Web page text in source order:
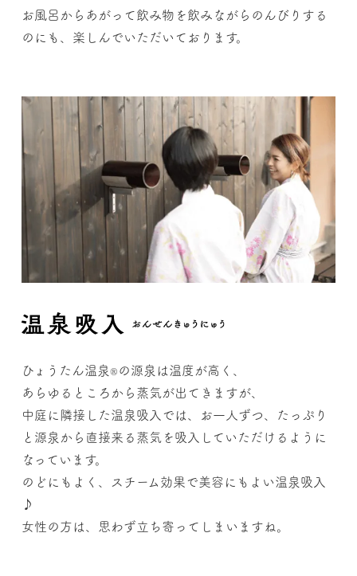
お風呂からあがって飲み物を飲みながらのんびりする
のにも、楽しんでいただいております。
ひょうたん温泉® の源泉は温度が高く、
あらゆるところから蒸気が出てきますが、
中庭に隣接した温泉吸入では、お一人ずつ、たっぷり
と源泉から直接来る蒸気を吸入していただけるように
なっています。
のどにもよく、スチーム効果で美容にもよい温泉吸入
♪
女性の方は、思わず立ち寄ってしまいますね。